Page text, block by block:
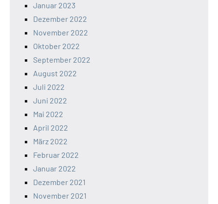
Januar 2023
Dezember 2022
November 2022
Oktober 2022
September 2022
August 2022
Juli 2022
Juni 2022
Mai 2022
April 2022
März 2022
Februar 2022
Januar 2022
Dezember 2021
November 2021